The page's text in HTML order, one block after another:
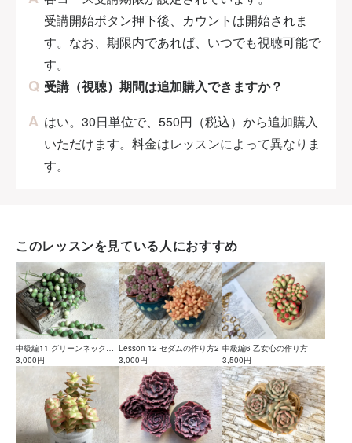
受講開始ボタン押下後、カウントは開始されま
す。なお、期限内であれば、いつでも視聴可能で
す。
受講（視聴）期間は追加購入できますか？
はい。30日単位で、550円（税込）から追加購入
いただけます。料金はレッスンによって異なりま
す。
このレッスンを見ている人におすすめ
中級編11 グリーンネックレ
スの作り方
3,000円
Lesson 12 セダムの作り方2
3,000円
中級編6 乙女心の作り方
3,500円